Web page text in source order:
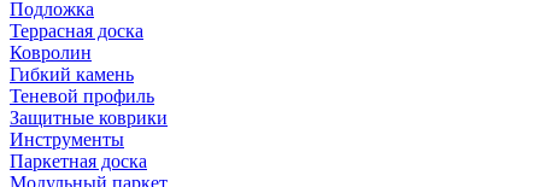
Подложка
Террасная доска
Ковролин
Гибкий камень
Теневой профиль
Защитные коврики
Инструменты
Паркетная доска
Модульный паркет